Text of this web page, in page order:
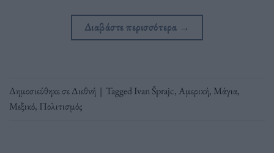
Διαβάστε περισσότερα →
Δημοσιεύθηκε σεΔιεθνή | TaggedIvan Šprajc,Αμερική, Μάγια,
Μεξικό, Πολιτισμός